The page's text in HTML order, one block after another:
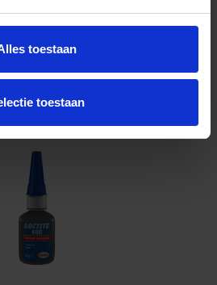
toestaan
toestaan